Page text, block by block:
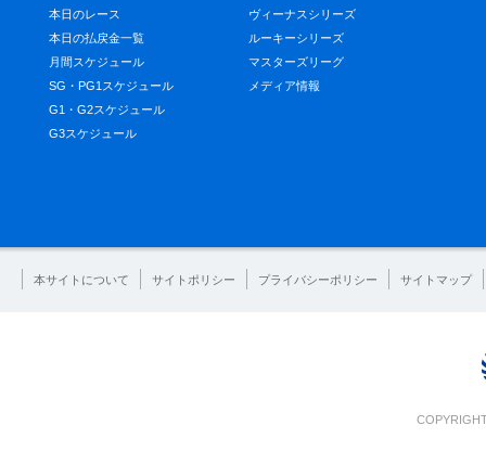
本日のレース
本日の払戻金一覧
月間スケジュール
SG・PG1スケジュール
G1・G2スケジュール
G3スケジュール
ヴィーナスシリーズ
ルーキーシリーズ
マスターズリーグ
メディア情報
本サイトについて サイトポリシー プライバシーポリシー サイトマップ